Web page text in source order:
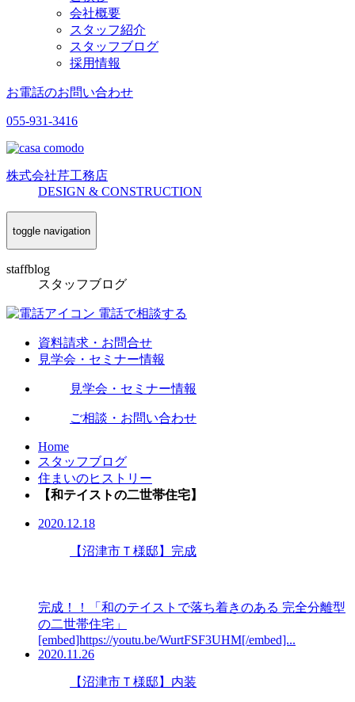
会社概要
スタッフ紹介
スタッフブログ
採用情報
お電話のお問い合わせ
055-931-3416
株式会社芹工務店
DESIGN & CONSTRUCTION
toggle navigation
staffblog
スタッフブログ
電話で相談する
資料請求・お問合せ
見学会・セミナー情報
見学会・セミナー情報
ご相談・お問い合わせ
Home
スタッフブログ
住まいのヒストリー
【和テイストの二世帯住宅】
2020.12.18
【沼津市Ｔ様邸】完成
完成！！「和のテイストで落ち着きのある 完全分離型
の二世帯住宅」
[embed]https://youtu.be/WurtFSF3UHM[/embed]...
2020.11.26
【沼津市Ｔ様邸】内装